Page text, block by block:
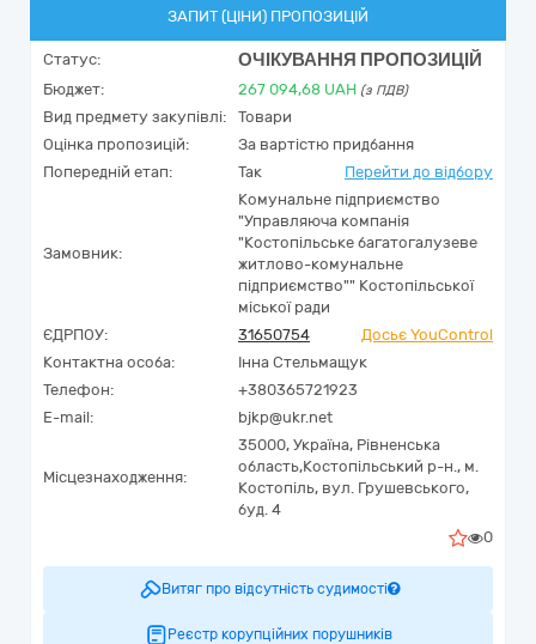
ЗАПИТ (ЦІНИ) ПРОПОЗИЦІЙ
Статус: ОЧІКУВАННЯ ПРОПОЗИЦІЙ
Бюджет: 267 094,68 UAH (з ПДВ)
Вид предмету закупівлі:
Товари
Оцінка пропозицій:
За вартістю придбання
Попередній етап:
Так Перейти до відбору
Замовник:
Комунальне підприємство
"Управляюча компанія
"Костопільське багатогалузеве
житлово-комунальне
підприємство"" Костопільської
міської ради
ЄДРПОУ:
31650754
Досьє YouControl
Контактна особа:
Інна Стельмащук
Телефон:
+380365721923
E-mail:
bjkp@ukr.net
Місцезнаходження:
35000, Україна, Рівненська
область,Костопільський р-н., м.
Костопіль, вул. Грушевського,
буд. 4
0
Витяг про відсутність судимості
Реєстр корупційних порушників